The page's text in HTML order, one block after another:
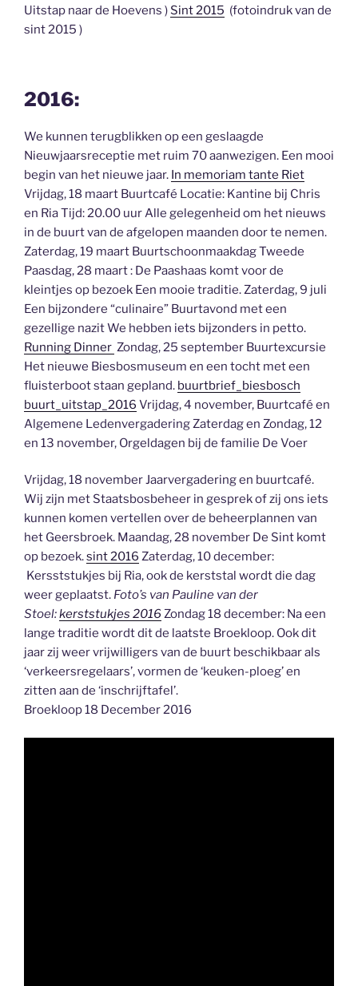
Uitstap naar de Hoevens ) Sint 2015 (fotoindruk van de
sint 2015 )
2016:
We kunnen terugblikken op een geslaagde
Nieuwjaarsreceptie met ruim 70 aanwezigen. Een mooi
begin van het nieuwe jaar. In memoriam tante Riet
Vrijdag, 18 maart Buurtcafé Locatie: Kantine bij Chris
en Ria Tijd: 20.00 uur Alle gelegenheid om het nieuws
in de buurt van de afgelopen maanden door te nemen.
Zaterdag, 19 maart Buurtschoonmaakdag Tweede
Paasdag, 28 maart : De Paashaas komt voor de
kleintjes op bezoek Een mooie traditie. Zaterdag, 9 juli
Een bijzondere “culinaire” Buurtavond met een
gezellige nazit We hebben iets bijzonders in petto.
Running Dinner Zondag, 25 september Buurtexcursie
Het nieuwe Biesbosmuseum en een tocht met een
fluisterboot staan gepland. buurtbrief_biesbosch
buurt_uitstap_2016 Vrijdag, 4 november, Buurtcafé en
Algemene Ledenvergadering Zaterdag en Zondag, 12
en 13 november, Orgeldagen bij de familie De Voer
Vrijdag, 18 november Jaarvergadering en buurtcafé.
Wij zijn met Staatsbosbeheer in gesprek of zij ons iets
kunnen komen vertellen over de beheerplannen van
het Geersbroek. Maandag, 28 november De Sint komt
op bezoek.sint 2016 Zaterdag, 10 december:
Kersststukjes bij Ria, ook de kerststal wordt die dag
weer geplaatst. Foto’s van Pauline van der
Stoel:kerststukjes 2016Zondag 18 december: Na een
lange traditie wordt dit de laatste Broekloop. Ook dit
jaar zij weer vrijwilligers van de buurt beschikbaar als
‘verkeersregelaars’, vormen de ‘keuken-ploeg’ en
zitten aan de ‘inschrijftafel’.
Broekloop 18 December 2016